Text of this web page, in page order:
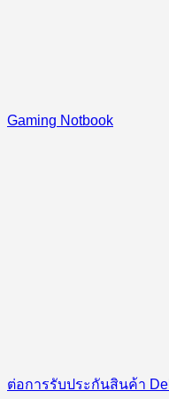
Gaming Notbook
ต่อการรับประกันสินค้า Dell